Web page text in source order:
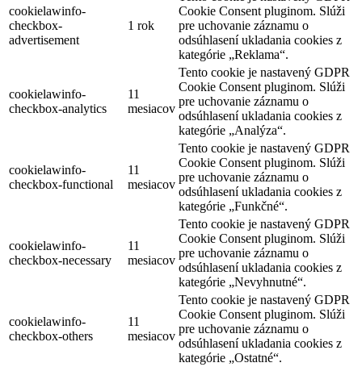
cookielawinfo-
checkbox-
advertisement
1 rok
Cookie Consent pluginom. Slúži
pre uchovanie záznamu o
odsúhlasení ukladania cookies z
kategórie „Reklama“.
cookielawinfo-
checkbox-analytics
11
mesiacov
Tento cookie je nastavený GDPR
Cookie Consent pluginom. Slúži
pre uchovanie záznamu o
odsúhlasení ukladania cookies z
kategórie „Analýza“.
cookielawinfo-
checkbox-functional
11
mesiacov
Tento cookie je nastavený GDPR
Cookie Consent pluginom. Slúži
pre uchovanie záznamu o
odsúhlasení ukladania cookies z
kategórie „Funkčné“.
cookielawinfo-
checkbox-necessary
11
mesiacov
Tento cookie je nastavený GDPR
Cookie Consent pluginom. Slúži
pre uchovanie záznamu o
odsúhlasení ukladania cookies z
kategórie „Nevyhnutné“.
cookielawinfo-
checkbox-others
11
mesiacov
Tento cookie je nastavený GDPR
Cookie Consent pluginom. Slúži
pre uchovanie záznamu o
odsúhlasení ukladania cookies z
kategórie „Ostatné“.